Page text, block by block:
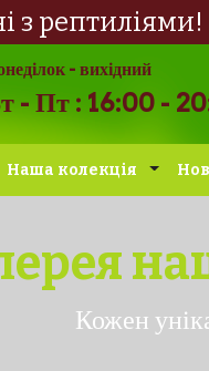
з рептиліями!
- вихідний
- Пт : 16:00 -
Наша колекція
Кожен